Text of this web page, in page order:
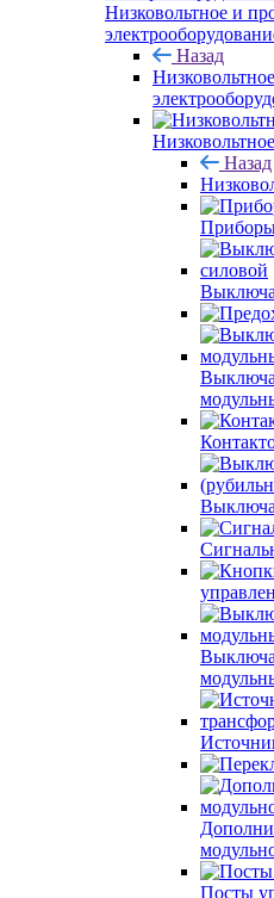
Низковольтное и
Назад
Назад
Приборы
Посты